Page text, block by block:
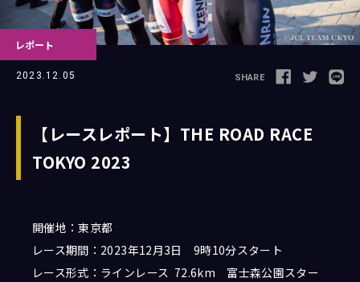
レポート
2023.12.05 SHARE
【レースレポート】THE ROAD RACE
TOKYO 2023
開催地：東京都
レース期間： 2023年12月3日 9時10分スタート
レース形式：ラインレース 72.6km 富士森公園スター